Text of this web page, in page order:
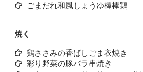
ごまだれ和風しょうゆ棒棒鶏
焼く
鶏ささみの香ばしごま衣焼き
彩り野菜の豚バラ串焼き